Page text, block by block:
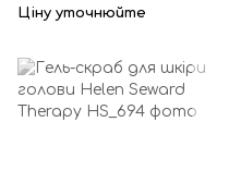
Helen Seward Therapy
Ціну уточнюйте